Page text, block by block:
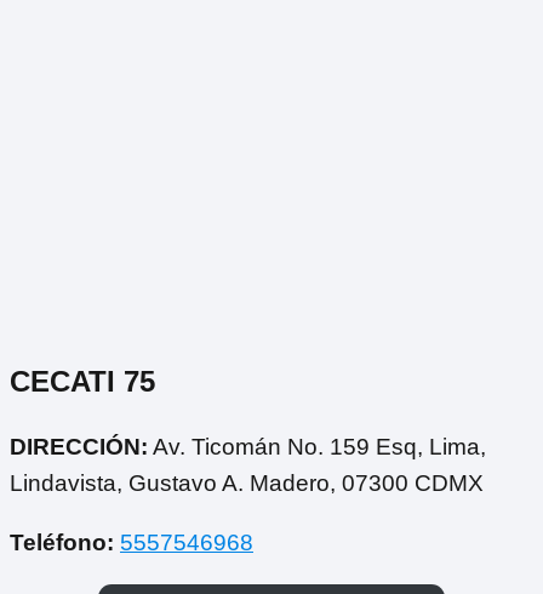
CECATI 75
DIRECCIÓN: Av. Ticomán No. 159 Esq, Lima,
Lindavista, Gustavo A. Madero, 07300 CDMX
Teléfono: 5557546968